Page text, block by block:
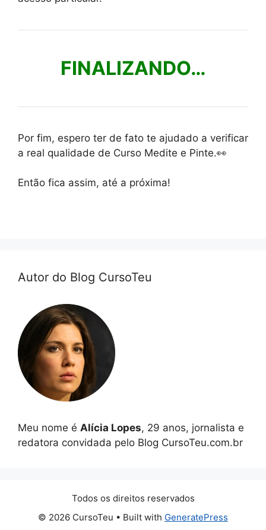
FINALIZANDO…
Por fim, espero ter de fato te ajudado a verificar
a real qualidade de Curso Medite e Pinte.👀
Então fica assim, até a próxima!
Autor do Blog CursoTeu
Meu nome é Alícia Lopes, 29 anos, jornalista e
redatora convidada pelo Blog CursoTeu.com.br
Todos os direitos reservados
© 2026 CursoTeu • Built with GeneratePress